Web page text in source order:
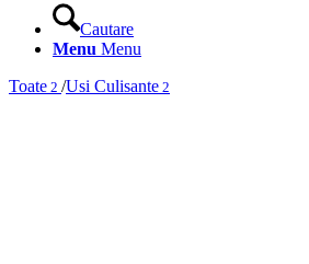
Cautare
Menu Menu
Toate 2 /Usi Culisante 2